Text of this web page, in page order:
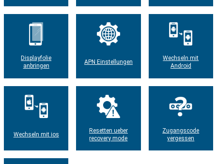
Displayfolie
anbringen
APN Einstellungen
Wechseln mit
Android
Wechseln mit ios
Resetten ueber
recovery mode
Zugangscode
vergessen